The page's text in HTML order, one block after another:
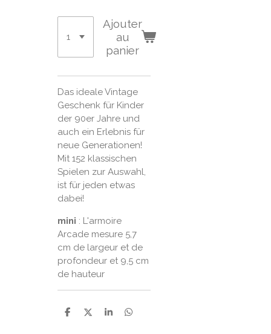
Ajouter
au
panier
Das ideale Vintage
Geschenk für Kinder
der 90er Jahre und
auch ein Erlebnis für
neue Generationen!
Mit 152 klassischen
Spielen zur Auswahl,
ist für jeden etwas
dabei!
mini : L'armoire
Arcade mesure 5,7
cm de largeur et de
profondeur et 9,5 cm
de hauteur
P
P
P
P